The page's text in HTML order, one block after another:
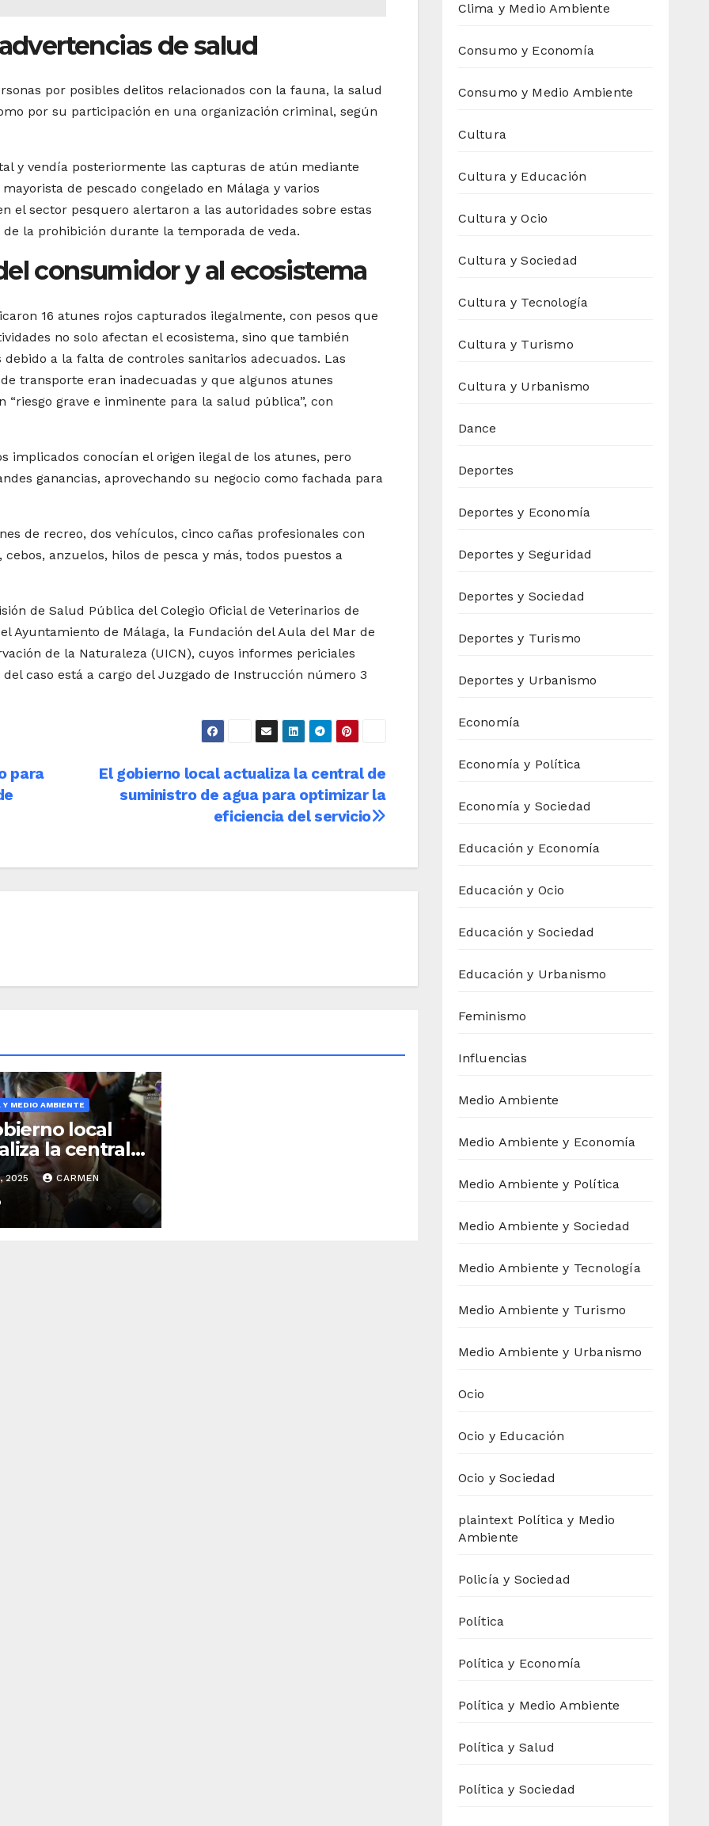
de salud
por posibles delitos relacionados con la fauna, la salud
por su participación en una organización criminal, según
y vendía posteriormente las capturas de atún mediante
de pescado congelado en Málaga y varios
el sector pesquero alertaron a las autoridades sobre estas
la prohibición durante la temporada de veda.
consumidor y al ecosistema
16 atunes rojos capturados ilegalmente, con pesos que
no solo afectan el ecosistema, sino que también
a la falta de controles sanitarios adecuados. Las
transporte eran inadecuadas y que algunos atunes
grave e inminente para la salud pública”, con
implicados conocían el origen ilegal de los atunes, pero
ganancias, aprovechando su negocio como fachada para
de recreo, dos vehículos, cinco cañas profesionales con
anzuelos, hilos de pesca y más, todos puestos a
de Salud Pública del Colegio Oficial de Veterinarios de
Ayuntamiento de Málaga, la Fundación del Aula del Mar de
de la Naturaleza (UICN), cuyos informes periciales
caso está a cargo del Juzgado de Instrucción número 3
El gobierno local actualiza la central de
suministro de agua para optimizar la
eficiencia del servicio
para
Y MEDIO AMBIENTE
local
la central
de
para optimizar
del
2025 CARMEN
Clima y Medio Ambiente
Consumo y Economía
Consumo y Medio Ambiente
Cultura
Cultura y Educación
Cultura y Ocio
Cultura y Sociedad
Cultura y Tecnología
Cultura y Turismo
Cultura y Urbanismo
Dance
Deportes
Deportes y Economía
Deportes y Seguridad
Deportes y Sociedad
Deportes y Turismo
Deportes y Urbanismo
Economía
Economía y Política
Economía y Sociedad
Educación y Economía
Educación y Ocio
Educación y Sociedad
Educación y Urbanismo
Feminismo
Influencias
Medio Ambiente
Medio Ambiente y Economía
Medio Ambiente y Política
Medio Ambiente y Sociedad
Medio Ambiente y Tecnología
Medio Ambiente y Turismo
Medio Ambiente y Urbanismo
Ocio
Ocio y Educación
Ocio y Sociedad
plaintext Política y Medio
Ambiente
Policía y Sociedad
Política
Política y Economía
Política y Medio Ambiente
Política y Salud
Política y Sociedad